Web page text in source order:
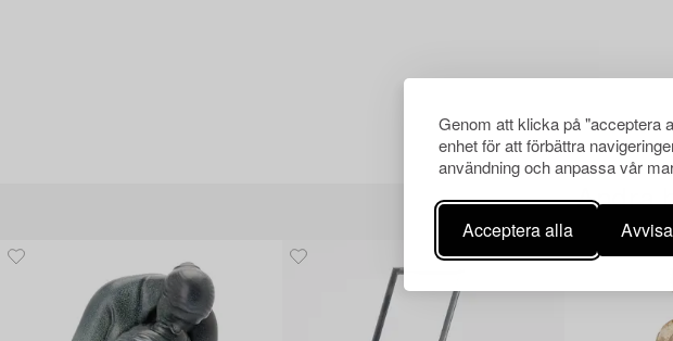
Genom att klicka på "acceptera
enhet för att förbättra
användning och anpassa vår
Acceptera alla
Andra